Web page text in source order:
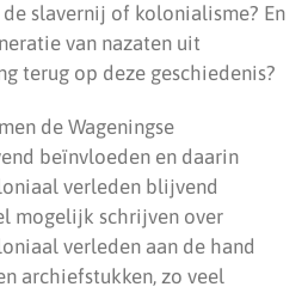
slavernij of kolonialisme? En
van nazaten uit
terug op deze geschiedenis?
de Wageningse
beïnvloeden en daarin
verleden blijvend
mogelijk schrijven over
verleden aan de hand
archiefstukken, zo veel